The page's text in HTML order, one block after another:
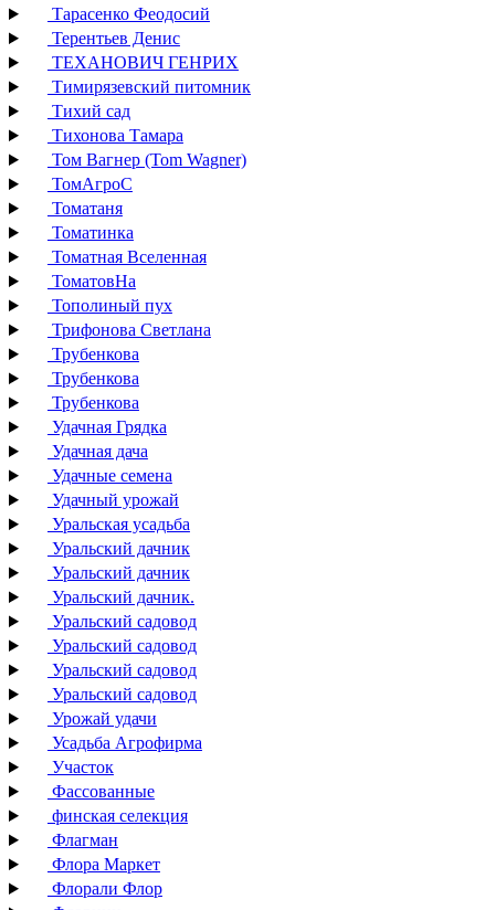
Тарасенко Феодосий
Терентьев Денис
ТЕХАНОВИЧ ГЕНРИХ
Тимирязевский питомник
Тихий сад
Тихонова Тамара
Том Вагнер (Tom Wagner)
ТомАгроС
Томатаня
Томатинка
Томатная Вселенная
ТоматовНа
Тополиный пух
Трифонова Светлана
Трубенкова
Трубенкова
Трубенкова
Удачная Грядка
Удачная дача
Удачные семена
Удачный урожай
Уральская усадьба
Уральский дачник
Уральский дачник
Уральский дачник.
Уральский садовод
Уральский садовод
Уральский садовод
Уральский садовод
Урожай удачи
Усадьба Агрофирма
Участок
Фассованные
финская селекция
Флагман
Флора Маркет
Флорали Флор